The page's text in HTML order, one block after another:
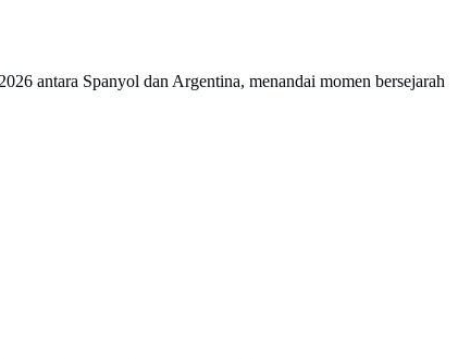
antara Spanyol dan Argentina, menandai momen bersejarah